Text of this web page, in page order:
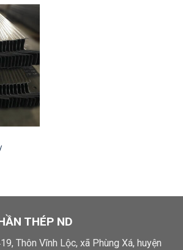
THÉP ND
Thôn Vĩnh Lộc, xã Phùng Xá, huyện